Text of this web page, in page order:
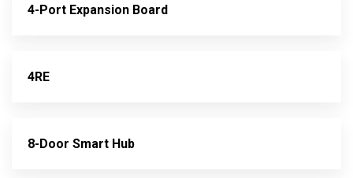
4-Port Expansion Board
4RE
8-Door Smart Hub